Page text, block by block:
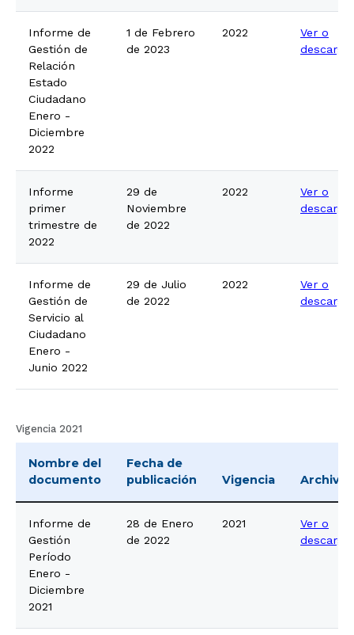
Informe de
Gestión de
Relación
Estado
Ciudadano
Enero -
Diciembre
2022
1 de Febrero
de 2023
2022
Ver o
descargar
Informe
primer
trimestre de
2022
29 de
Noviembre
de 2022
2022
Ver o
descargar
Informe de
Gestión de
Servicio al
Ciudadano
Enero -
Junio 2022
29 de Julio
de 2022
2022
Ver o
descargar
Vigencia 2021
Nombre del
documento
Fecha de
publicación
Vigencia Archivo
Informe de
Gestión
Período
Enero -
Diciembre
2021
28 de Enero
de 2022
2021
Ver o
descargar